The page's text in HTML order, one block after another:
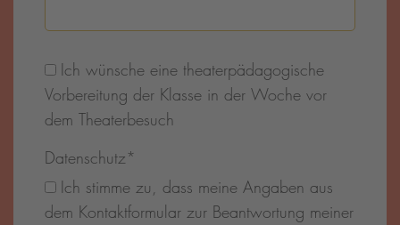
Ich wünsche eine theaterpädagogische
Vorbereitung der Klasse in der Woche vor
dem Theaterbesuch
Datenschutz*
Ich stimme zu, dass meine Angaben aus
dem Kontaktformular zur Beantwortung meiner